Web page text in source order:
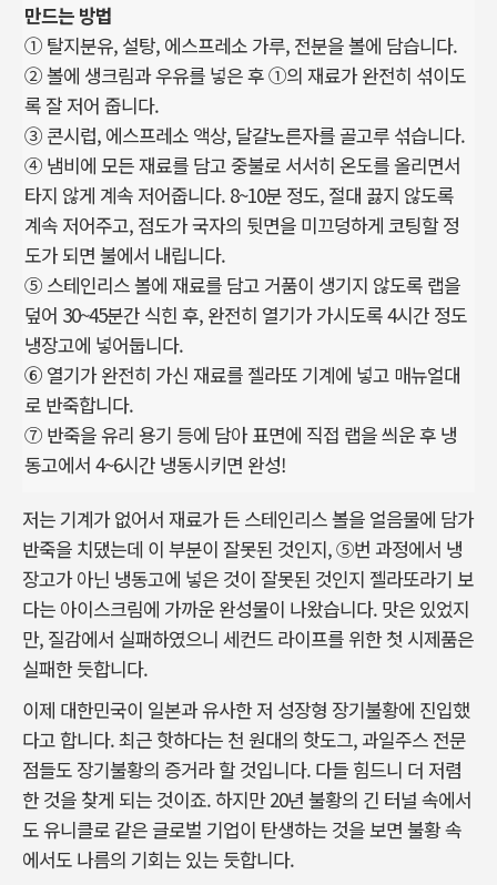
만드는 방법
① 탈지분유, 설탕, 에스프레소 가루, 전분을 볼에 담습니다.
② 볼에 생크림과 우유를 넣은 후 ①의 재료가 완전히 섞이도
록 잘 저어 줍니다.
③ 콘시럽, 에스프레소 액상, 달걀노른자를 골고루 섞습니다.
④ 냄비에 모든 재료를 담고 중불로 서서히 온도를 올리면서
타지 않게 계속 저어줍니다. 8~10분 정도, 절대 끓지 않도록
계속 저어주고, 점도가 국자의 뒷면을 미끄덩하게 코팅할 정
도가 되면 불에서 내립니다.
⑤ 스테인리스 볼에 재료를 담고 거품이 생기지 않도록 랩을
덮어 30~45분간 식힌 후, 완전히 열기가 가시도록 4시간 정도
냉장고에 넣어둡니다.
⑥ 열기가 완전히 가신 재료를 젤라또 기계에 넣고 매뉴얼대
로 반죽합니다.
⑦ 반죽을 유리 용기 등에 담아 표면에 직접 랩을 씌운 후 냉
동고에서 4~6시간 냉동시키면 완성!
저는 기계가 없어서 재료가 든 스테인리스 볼을 얼음물에 담가
반죽을 치댔는데 이 부분이 잘못된 것인지, ⑤번 과정에서 냉
장고가 아닌 냉동고에 넣은 것이 잘못된 것인지 젤라또라기 보
다는 아이스크림에 가까운 완성물이 나왔습니다. 맛은 있었지
만, 질감에서 실패하였으니 세컨드 라이프를 위한 첫 시제품은
실패한 듯합니다.
이제 대한민국이 일본과 유사한 저 성장형 장기불황에 진입했
다고 합니다. 최근 핫하다는 천 원대의 핫도그, 과일주스 전문
점들도 장기불황의 증거라 할 것입니다. 다들 힘드니 더 저렴
한 것을 찾게 되는 것이죠. 하지만 20년 불황의 긴 터널 속에서
도 유니클로 같은 글로벌 기업이 탄생하는 것을 보면 불황 속
에서도 나름의 기회는 있는 듯합니다.